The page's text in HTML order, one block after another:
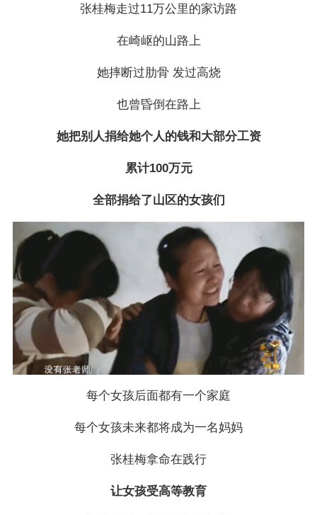
张桂梅走过11万公里的家访路
在崎岖的山路上
她摔断过肋骨 发过高烧
也曾昏倒在路上
她把别人捐给她个人的钱和大部分工资
累计100万元
全部捐给了山区的女孩们
每个女孩后面都有一个家庭
每个女孩未来都将成为一名妈妈
张桂梅拿命在践行
让女孩受高等教育